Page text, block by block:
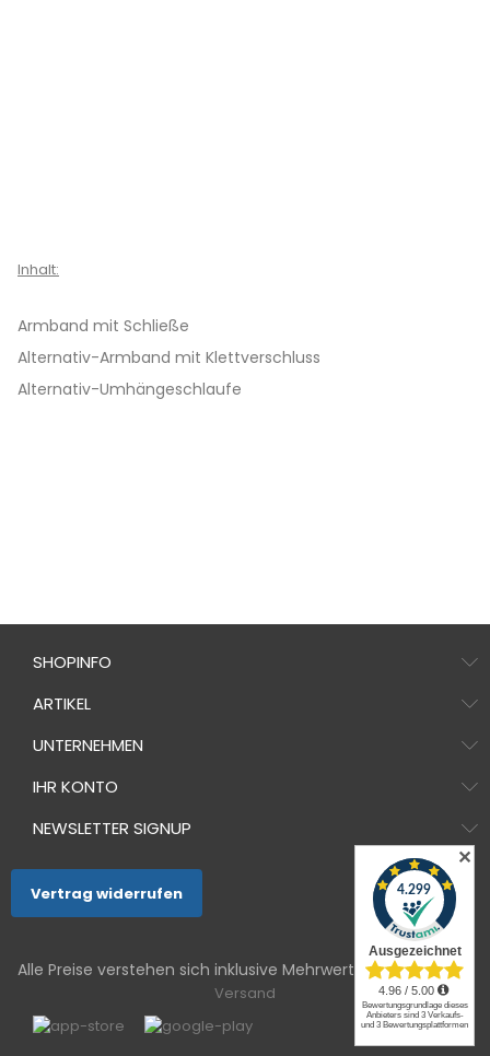
Inhalt:
Armband mit Schließe
Alternativ-Armband mit Klettverschluss
Alternativ-Umhängeschlaufe
SHOPINFO
ARTIKEL
UNTERNEHMEN
IHR KONTO
NEWSLETTER SIGNUP
Vertrag widerrufen
Alle Preise verstehen sich inklusive Mehrwertsteuer undzzgl.
Versand
✕